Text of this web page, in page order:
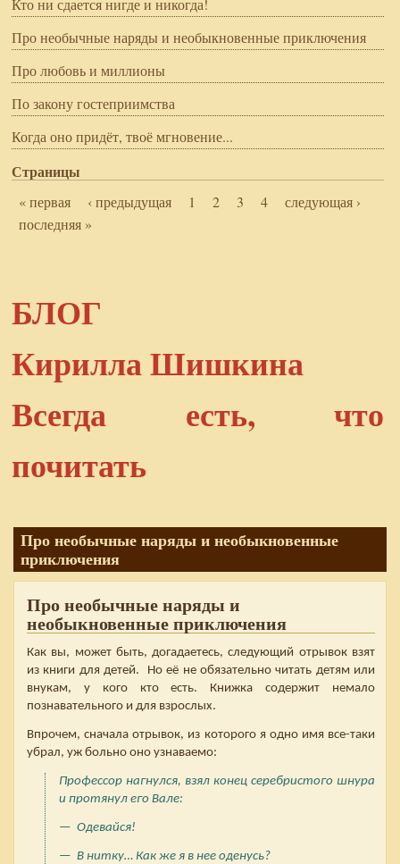
Кто ни сдается нигде и никогда!
Про необычные наряды и необыкновенные приключения
Про любовь и миллионы
По закону гостеприимства
Когда оно придёт, твоё мгновение...
Страницы
« первая ‹ предыдущая 1 2 3 4
следующая ›
последняя »
БЛОГ
Кирилла Шишкина
Всегда есть, что
почитать
Про необычные наряды и необыкновенные
приключения
Про необычные наряды и
необыкновенные приключения
Как вы, может быть, догадаетесь, следующий отрывок взят
из книги для детей. Но её не обязательно читать детям или
внукам, у кого кто есть. Книжка содержит немало
познавательного и для взрослых.
Впрочем, сначала отрывок, из которого я одно имя все-таки
убрал, уж больно оно узнаваемо:
Профессор нагнулся, взял конец серебристого шнура
и протянул его Вале:
— Одевайся!
— В нитку… Как же я в нее оденусь?